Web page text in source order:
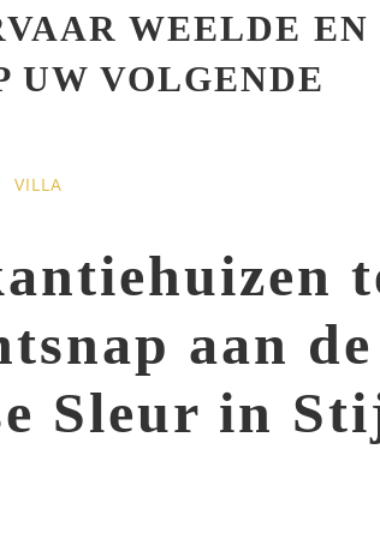
WEELDE EN
UW VOLGENDE
VILLA
aan de
Sleur in